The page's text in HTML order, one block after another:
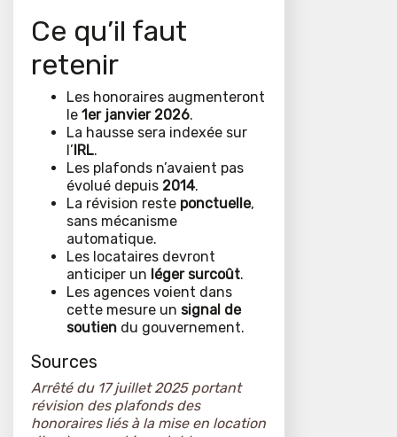
Ce qu’il faut
retenir
Les honoraires augmenteront
le 1er janvier 2026.
La hausse sera indexée sur
l’IRL.
Les plafonds n’avaient pas
évolué depuis 2014.
La révision reste ponctuelle,
sans mécanisme
automatique.
Les locataires devront
anticiper un léger surcoût.
Les agences voient dans
cette mesure un signal de
soutien du gouvernement.
Sources
Arrêté du 17 juillet 2025 portant
révision des plafonds des
honoraires liés à la mise en location